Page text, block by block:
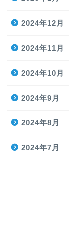
2024年12月
2024年11月
2024年10月
2024年9月
2024年8月
2024年7月